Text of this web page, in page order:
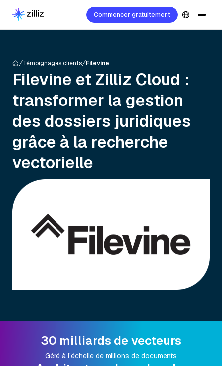
Commencer gratuitement
Témoignages clients Filevine
Filevine et Zilliz Cloud :
transformer la gestion
des dossiers juridiques
grâce à la recherche
vectorielle
30 milliards de vecteurs
Géré à l’échelle de millions de documents